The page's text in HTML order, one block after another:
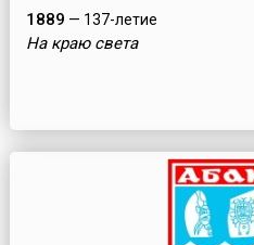
1889 — 137-летие
На краю света